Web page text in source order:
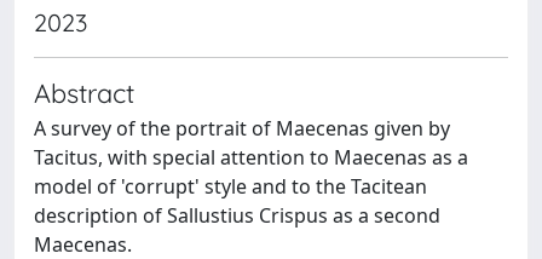
2023
Abstract
A survey of the portrait of Maecenas given by
Tacitus, with special attention to Maecenas as a
model of 'corrupt' style and to the Tacitean
description of Sallustius Crispus as a second
Maecenas.